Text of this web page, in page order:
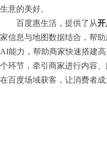
生意的美好。
百度惠生活，提供了从
家信息与地图数据结合，帮
AI能力，帮助商家快速搭建
个环节，牵引商家进行内容
在百度场域获客，让消费者